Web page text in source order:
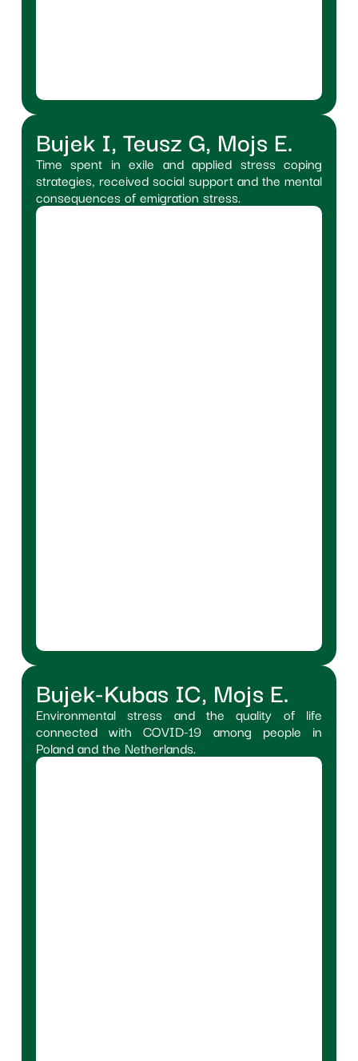
Bujek I, Teusz G, Mojs E.
Time spent in exile and applied stress coping
strategies, received social support and the mental
consequences of emigration stress.
Bujek-Kubas IC, Mojs E.
Environmental stress and the quality of life
connected with COVID-19 among people in
Poland and the Netherlands.